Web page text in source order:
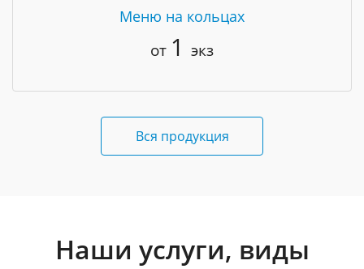
Меню на кольцах
от 1 экз
Вся продукция
Наши услуги, виды